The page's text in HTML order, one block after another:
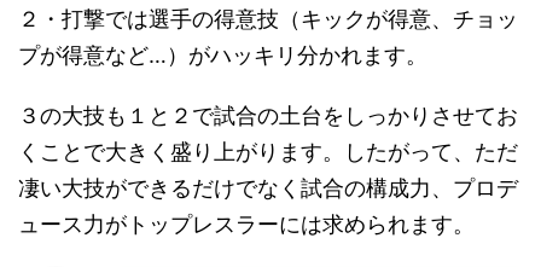
２・打撃では選手の得意技（キックが得意、チョッ
プが得意など…）がハッキリ分かれます。
３の大技も１と２で試合の土台をしっかりさせてお
くことで大きく盛り上がります。したがって、ただ
凄い大技ができるだけでなく試合の構成力、プロデ
ュース力がトップレスラーには求められます。